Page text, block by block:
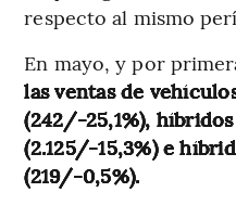
respecto al mismo
En mayo, y por
las ventas de
(242/-25,1%),
(2.125/-15,3%) e
(219/-0,5%).